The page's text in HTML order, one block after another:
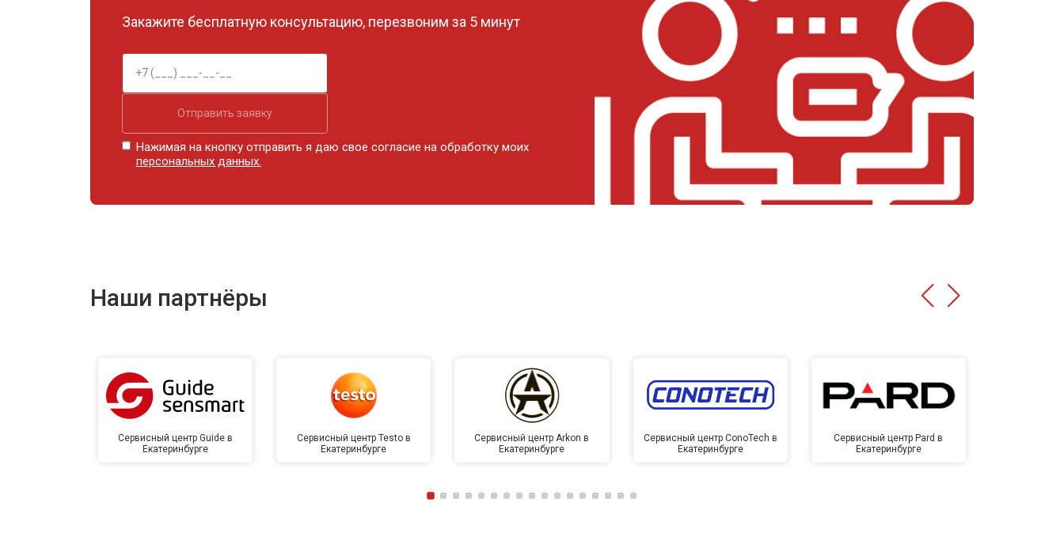
Закажите бесплатную консультацию, перезвоним за 5 минут
Отправить заявку
Нажимая на кнопку отправить я даю свое согласие на обработку моих
персональных данных.
Наши партнёры
Сервисный центр Guide в
Екатеринбурге
Сервисный центр Testo в
Екатеринбурге
Сервисный центр Arkon в
Екатеринбурге
Сервисный центр ConoTech в
Екатеринбурге
Сервисный центр Pard в
Екатеринбурге